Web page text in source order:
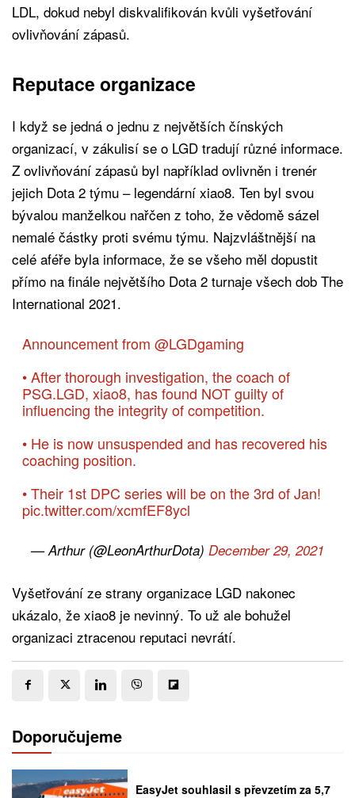
LDL, dokud nebyl diskvalifikován kvůli vyšetřování
ovlivňování zápasů.
Reputace organizace
I když se jedná o jednu z největších čínských
organizací, v zákulisí se o LGD tradují různé informace.
Z ovlivňování zápasů byl například ovlivněn i trenér
jejich Dota 2 týmu – legendární xiao8. Ten byl svou
bývalou manželkou nařčen z toho, že vědomě sázel
nemalé částky proti svému týmu. Najzvláštnější na
celé aféře byla informace, že se všeho měl dopustit
přímo na finále největšího Dota 2 turnaje všech dob The
International 2021.
Announcement from @LGDgaming
• After thorough investigation, the coach of
PSG.LGD, xiao8, has found NOT guilty of
influencing the integrity of competition.
• He is now unsuspended and has recovered his
coaching position.
• Their 1st DPC series will be on the 3rd of Jan!
pic.twitter.com/xcmfEF8ycl
— Arthur (@LeonArthurDota) December 29, 2021
Vyšetřování ze strany organizace LGD nakonec
ukázalo, že xiao8 je nevinný. To už ale bohužel
organizaci ztracenou reputaci nevrátí.
Doporučujeme
EasyJet souhlasil s převzetím za 5,7